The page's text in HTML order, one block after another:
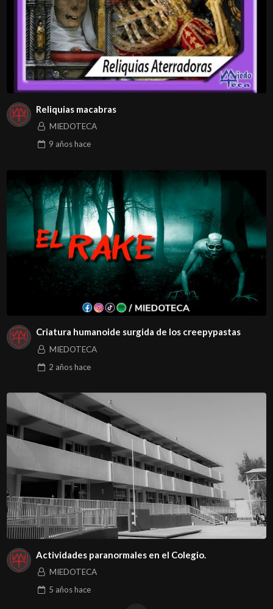
Reliquias macabras
MIEDOTECA
9 añoshace
Criatura humanoide surgida de los creepypastas
MIEDOTECA
2 añoshace
Actividades paranormales en el Colegio.
MIEDOTECA
5 añoshace